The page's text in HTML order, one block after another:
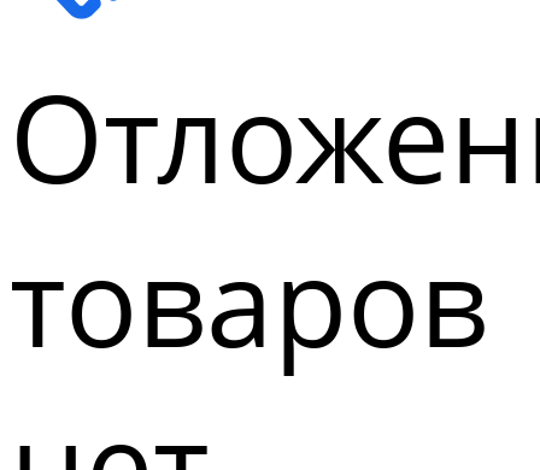
товаров